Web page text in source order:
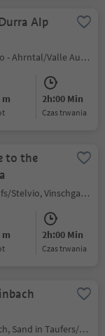
Alp
St. Peter/S. Pietro - Ahrntal/Valle Aurina, Sand in Taufers/Campo Tures, Ahrntal/Valle Aurina
m 2h:00 Min
czas trwania
to the
Trafoi/Trafoi, Stilfs/Stelvio, Vinschgau/Val Venosta
m 2h:00 Min
czas trwania
Acereto/Ahornach, Sand in Taufers/Campo Tures, Ahrntal/Valle Aurina